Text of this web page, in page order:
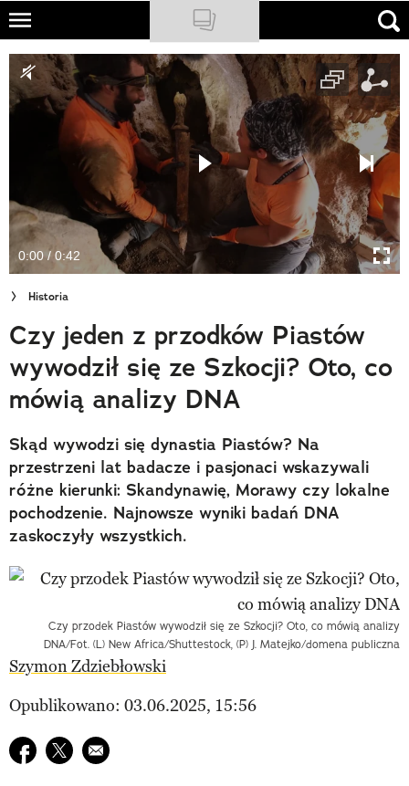
Skip
main
content
NATIONAL GEOGRAPHIC
TRAVELER
PODCASTY
Newsletter
Cuda Polski
Wielki Konkurs Fotograficzny
Trendbook Podróżniczy
Polecane
0:00 / 0:42
Historia
Czy jeden z przodków Piastów
wywodził się ze Szkocji? Oto, co
mówią analizy DNA
Skąd wywodzi się dynastia Piastów? Na
przestrzeni lat badacze i pasjonaci wskazywali
różne kierunki: Skandynawię, Morawy czy lokalne
pochodzenie. Najnowsze wyniki badań DNA
zaskoczyły wszystkich.
Czy przodek Piastów wywodził się ze Szkocji? Oto, co mówią analizy
DNA/Fot. (L) New Africa/Shuttestock, (P) J. Matejko/domena publiczna
Szymon Zdziebłowski
Opublikowano: 03.06.2025, 15:56
Udostępnij na facebook
Udostępnij na twitter
E-mail do przyjaciela